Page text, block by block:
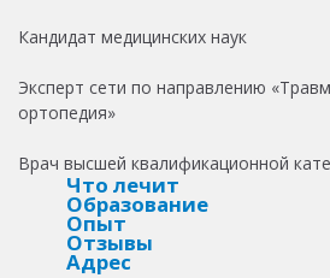
Кандидат медицинских наук
Эксперт сети по направлению
ортопедия»
Врач высшей квалификационной
Что лечит
Образование
Опыт
Отзывы
Адрес